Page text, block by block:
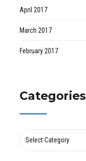
April 2017
March 2017
February 2017
Categories